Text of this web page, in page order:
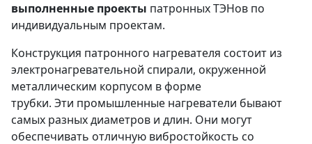
выполненные проекты патронных ТЭНов по
индивидуальным проектам.
Конструкция патронного нагревателя состоит из
электронагревательной спирали, окруженной
металлическим корпусом в форме
трубки. Эти промышленные нагреватели бывают
самых разных диаметров и длин. Они могут
обеспечивать отличную вибростойкость со